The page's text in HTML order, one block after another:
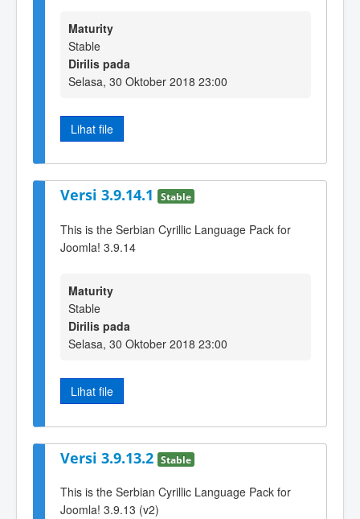
Maturity
Stable
Dirilis pada
Selasa, 30 Oktober 2018 23:00
Lihat file
Versi 3.9.14.1 Stable
This is the Serbian Cyrillic Language Pack for
Joomla! 3.9.14
Maturity
Stable
Dirilis pada
Selasa, 30 Oktober 2018 23:00
Lihat file
Versi 3.9.13.2 Stable
This is the Serbian Cyrillic Language Pack for
Joomla! 3.9.13 (v2)